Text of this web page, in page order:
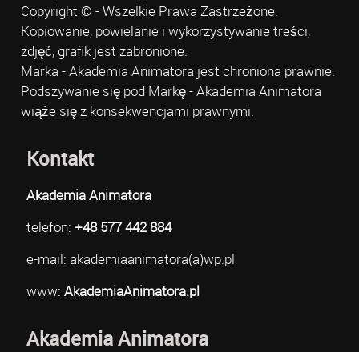
Copyright © - Wszelkie Prawa Zastrzeżone.
Kopiowanie, powielanie i wykorzystywanie treści,
zdjęć, grafik jest zabronione.
Marka - Akademia Animatora jest chroniona prawnie.
Podszywanie się pod Markę - Akademia Animatora
wiąże się z konsekwencjami prawnymi.
Kontakt
Akademia Animatora
telefon: +48 577 442 884
e-mail: akademiaanimatora(a)wp.pl
www: AkademiaAnimatora.pl
Akademia Animatora